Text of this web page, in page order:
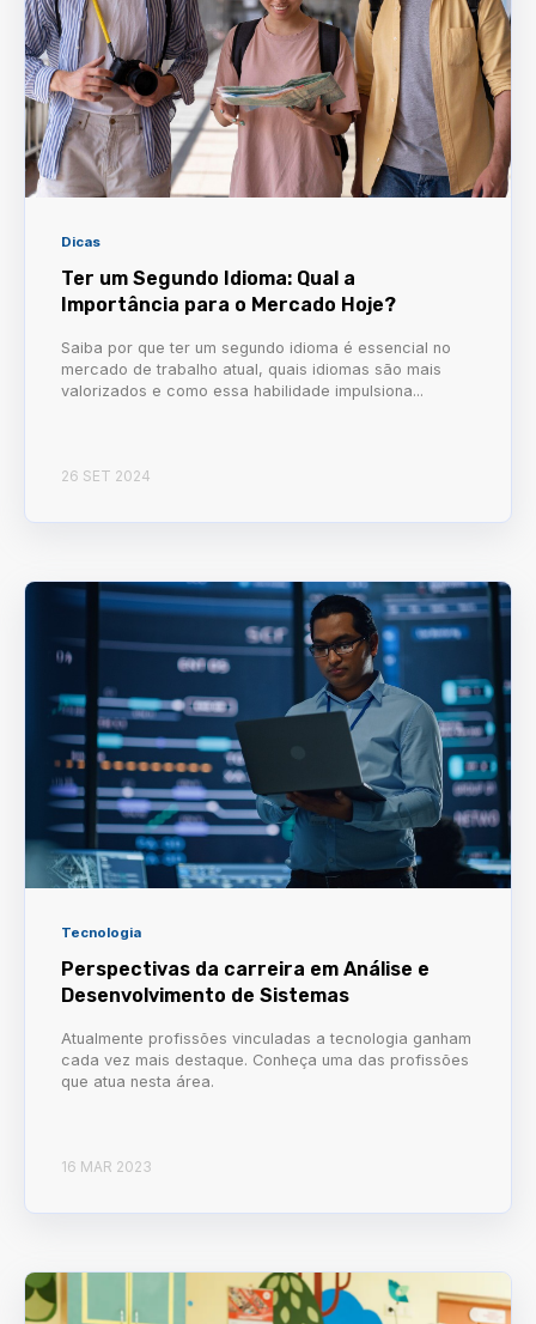
Dicas
Ter um Segundo Idioma: Qual a
Importância para o Mercado Hoje?
Saiba por que ter um segundo idioma é essencial no
mercado de trabalho atual, quais idiomas são mais
valorizados e como essa habilidade impulsiona...
26 SET 2024
Tecnologia
Perspectivas da carreira em Análise e
Desenvolvimento de Sistemas
Atualmente profissões vinculadas a tecnologia ganham
cada vez mais destaque. Conheça uma das profissões
que atua nesta área.
16 MAR 2023